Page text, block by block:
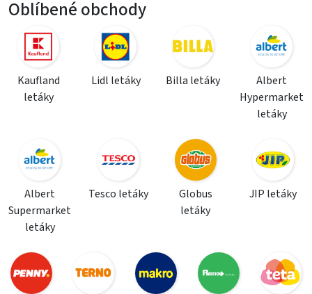
Oblíbené obchody
Kaufland
letáky
Lidl letáky Billa letáky
Albert
Hypermarket
letáky
Albert
Supermarket
letáky
Tesco letáky
Globus
letáky
JIP letáky